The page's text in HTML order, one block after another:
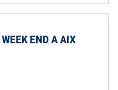
END A AIX